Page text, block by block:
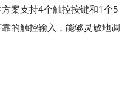
案支持4个触控按键和1个5
的触控输入，能够灵敏地调